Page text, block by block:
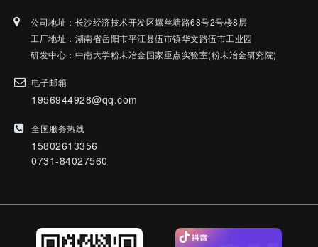
公司地址：长沙经济技术开发区螺丝塘路68号2号楼8层
工厂地址：湖南省岳阳市平江县伍市镇华文路伍市工业园
研发中心：中南大学粉末冶金国家重点实验室(粉末冶金研究院)
电子邮箱
1956944928@qq.com
全国服务热线
15802613356
0731-84027560